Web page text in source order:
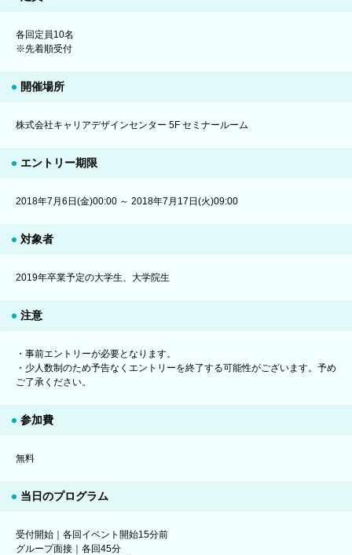
各回定員10名
※先着順受付
開催場所
株式会社キャリアデザインセンター 5F セミナールーム
エントリー期限
2018年7月6日(金)00:00 ～ 2018年7月17日(火)09:00
対象者
2019年卒業予定の大学生、大学院生
注意
・事前エントリーが必要となります。
・少人数制のため予告なくエントリーを終了する可能性がございます。予め
ご了承ください。
参加費
無料
当日のプログラム
受付開始｜各回イベント開始15分前
グループ面接｜各回45分